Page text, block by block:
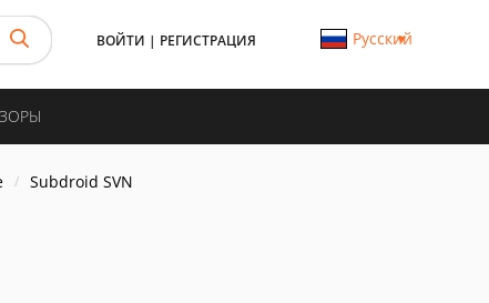
ВОЙТИ | РЕГИСТРАЦИЯ Русский
Subdroid SVN